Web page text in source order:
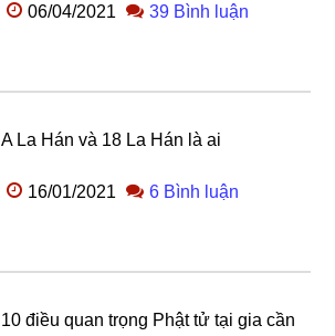
06/04/2021 39 Bình luận
A La Hán và 18 La Hán là ai
16/01/2021 6 Bình luận
10 điều quan trọng Phật tử tại gia cần